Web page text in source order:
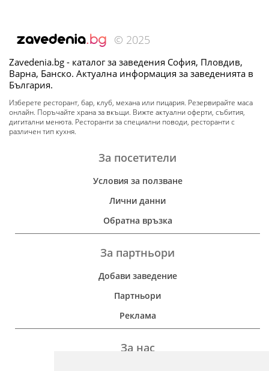
© 2025
Zavedenia.bg - каталог за заведения София, Пловдив,
Варна, Банско. Актуална информация за заведенията в
България.
Изберете ресторант, бар, клуб, механа или пицария. Резервирайте маса
онлайн. Поръчайте храна за вкъщи. Вижте актуални оферти, събития,
дигитални менюта. Ресторанти за специални поводи, ресторанти с
различен тип кухня.
За посетители
Условия за ползване
Лични данни
Обратна връзка
За партньори
Добави заведение
Партньори
Реклама
За нас